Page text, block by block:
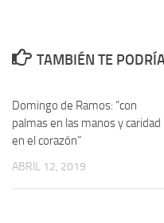
TAMBIÉN TE
Domingo de Ramos: “con
palmas en las manos y caridad
en el corazón”
ABRIL 12, 2019